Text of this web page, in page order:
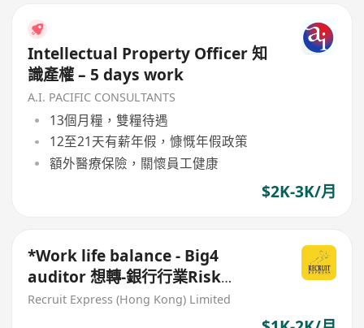
Intellectual Property Officer 知
識產權 – 5 days work
A.I. PACIFIC CONSULTANTS
13個月糧，雙糧待遇
12至21天有薪年假，慷慨年假政策
額外醫療保險，關懷員工健康
$2K-3K/月
*Work life balance - Big4
auditor 想轉-銀行行業Risk
Management 非常歡迎
Recruit Express (Hong Kong) Limited